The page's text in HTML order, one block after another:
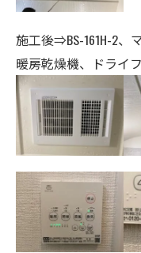
施工後⇒BS-161H-2、
暖房乾燥機、ドライ